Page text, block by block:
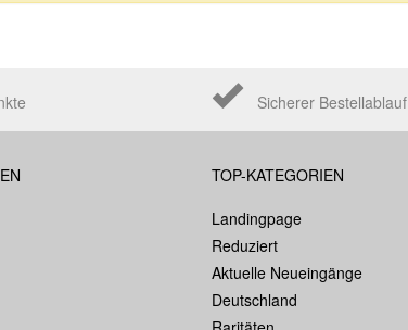
Sicherer Bestellablauf
TOP-KATEGORIEN
Landingpage
Reduziert
Aktuelle Neueingänge
Deutschland